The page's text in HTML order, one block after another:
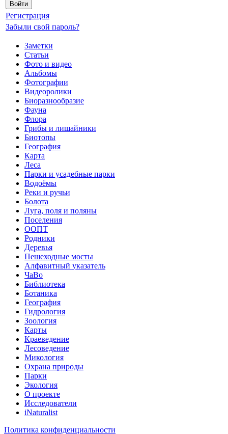
Регистрация
Забыли свой пароль?
Заметки
Статьи
Фото и видео
Альбомы
Фотографии
Видеоролики
Биоразнообразие
Фауна
Флора
Грибы и лишайники
Биотопы
География
Карта
Леса
Парки и усадебные парки
Водоёмы
Реки и ручьи
Болота
Луга, поля и поляны
Поселения
ООПТ
Родники
Деревья
Пешеходные мосты
Алфавитный указатель
ЧаВо
Библиотека
Ботаника
География
Гидрология
Зоология
Карты
Краеведение
Лесоведение
Микология
Охрана природы
Парки
Экология
О проекте
Исследователи
iNaturalist
Политика конфиденциальности